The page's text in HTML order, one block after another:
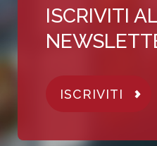
ISCRIVITI
ISCRIVITI